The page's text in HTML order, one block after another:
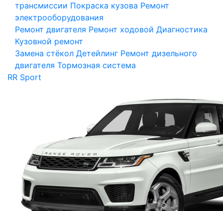
трансмиссии Покраска кузова Ремонт
электрооборудования
Ремонт двигателя Ремонт ходовой Диагностика
Кузовной ремонт
Замена стёкол Детейлинг Ремонт дизельного
двигателя Тормозная система
RR Sport